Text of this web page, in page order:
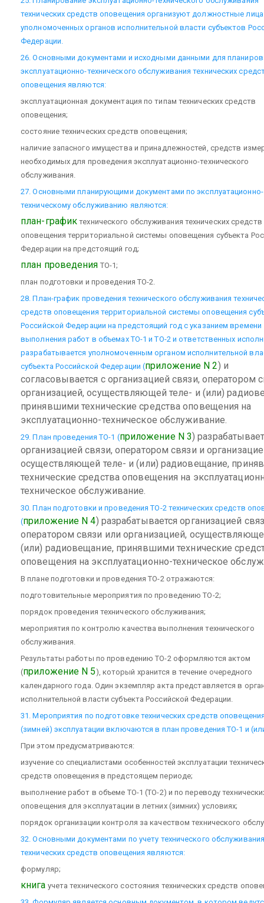
технических средств оповещения организуют должностные лица
уполномоченных органов исполнительной власти субъектов
Федерации.
26. Основными документами и исходными данными для
эксплуатационно-технического обслуживания технических
оповещения являются:
эксплуатационная документация по типам технических средств
оповещения;
состояние технических средств оповещения;
наличие запасного имущества и принадлежностей, средств
необходимых для проведения эксплуатационно-технического
обслуживания.
27. Основными планирующими документами по эксплуатационно-
техническому обслуживанию являются:
план-график технического обслуживания технических средств
оповещения территориальной системы оповещения субъекта
Федерации на предстоящий год;
план проведения ТО-1;
план подготовки и проведения ТО-2.
28. План-график проведения технического обслуживания
средств оповещения территориальной системы оповещения
Российской Федерации на предстоящий год с указанием времени
выполнения работ в объемах ТО-1 и ТО-2 и ответственных
разрабатывается уполномоченным органом исполнительной
субъекта Российской Федерации (приложение N 2) и
согласовывается с организацией связи, оператором
организацией, осуществляющей теле- и (или)
принявшими технические средства оповещения на
эксплуатационно-техническое обслуживание.
29. План проведения ТО-1 (приложение N 3)
организацией связи, оператором связи и
осуществляющей теле- и (или) радиовещание,
технические средства оповещения на
техническое обслуживание.
30. План подготовки и проведения ТО-2 технических средств
(приложение N 4) разрабатывается организацией
оператором связи или организацией,
(или) радиовещание, принявшими технические
оповещения на эксплуатационно-техническое
В плане подготовки и проведения ТО-2 отражаются:
подготовительные мероприятия по проведению ТО-2;
порядок проведения технического обслуживания;
мероприятия по контролю качества выполнения технического
обслуживания.
Результаты работы по проведению ТО-2 оформляются актом
(приложение N 5 ), который хранится в течение очередного
календарного года. Один экземпляр акта представляется в
исполнительной власти субъекта Российской Федерации.
31. Мероприятия по подготовке технических средств
(зимней) эксплуатации включаются в план проведения ТО-1 и
При этом предусматриваются:
изучение со специалистами особенностей эксплуатации
средств оповещения в предстоящем периоде;
выполнение работ в объеме ТО-1 (ТО-2) и по переводу
оповещения для эксплуатации в летних (зимних) условиях;
порядок организации контроля за качеством технического
32. Основными документами по учету технического обслуживания
технических средств оповещения являются:
формуляр;
книга учета технического состояния технических средств